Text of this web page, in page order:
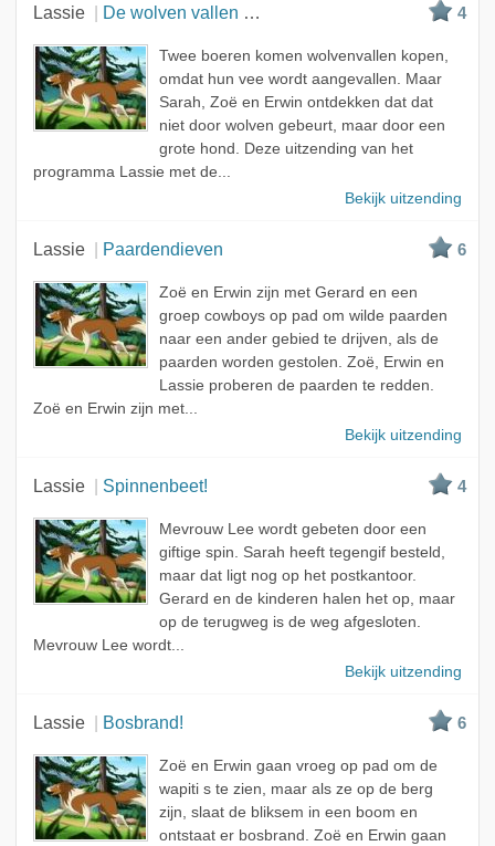
Lassie De wolven vallen aan 4
Twee boeren komen wolvenvallen kopen,
omdat hun vee wordt aangevallen. Maar
Sarah, Zoë en Erwin ontdekken dat dat
niet door wolven gebeurt, maar door een
grote hond. Deze uitzending van het
programma Lassie met de...
Bekijk uitzending
Lassie Paardendieven 6
Zoë en Erwin zijn met Gerard en een
groep cowboys op pad om wilde paarden
naar een ander gebied te drijven, als de
paarden worden gestolen. Zoë, Erwin en
Lassie proberen de paarden te redden.
Zoë en Erwin zijn met...
Bekijk uitzending
Lassie Spinnenbeet! 4
Mevrouw Lee wordt gebeten door een
giftige spin. Sarah heeft tegengif besteld,
maar dat ligt nog op het postkantoor.
Gerard en de kinderen halen het op, maar
op de terugweg is de weg afgesloten.
Mevrouw Lee wordt...
Bekijk uitzending
Lassie Bosbrand! 6
Zoë en Erwin gaan vroeg op pad om de
wapiti s te zien, maar als ze op de berg
zijn, slaat de bliksem in een boom en
ontstaat er bosbrand. Zoë en Erwin gaan